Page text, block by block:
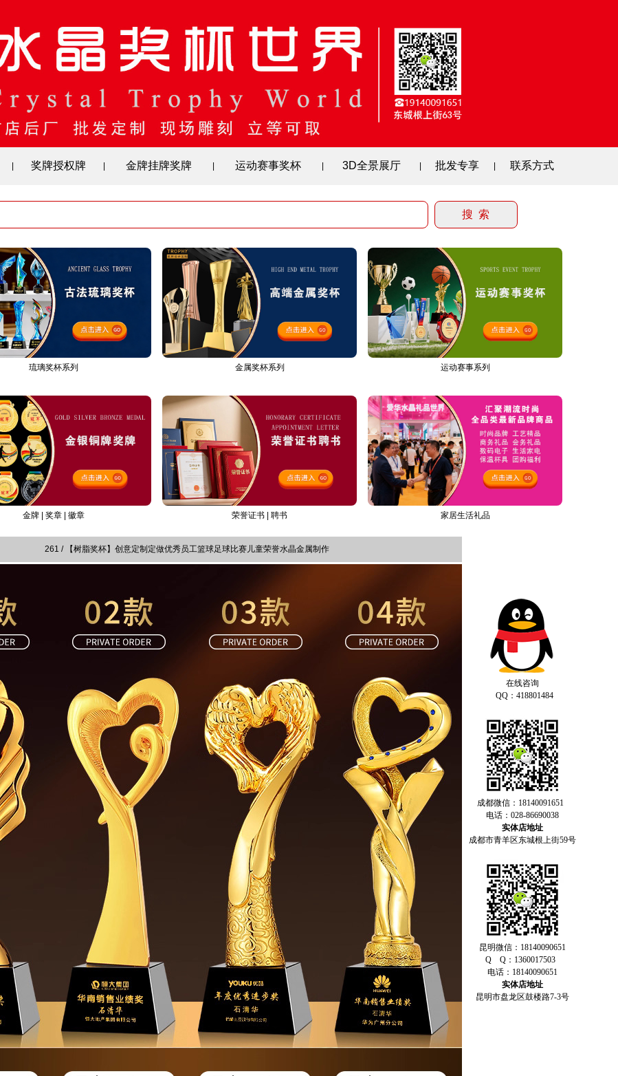
奖牌授权牌 金牌挂牌奖牌 运动赛事奖杯 3D全景展厅 批发专享 联系方式
琉璃奖杯系列 金属奖杯系列 运动赛事系列
金牌 | 奖章 | 徽章 荣誉证书 | 聘书 家居生活礼品
261 / 【树脂奖杯】创意定制定做优秀员工篮球足球比赛儿童荣誉水晶金属制作
在线咨询
QQ：418801484
成都微信：18140091651
电话：028-86690038
实体店地址
成都市青羊区东城根上街59号
昆明微信：18140090651
Q Q：1360017503
电话：18140090651
实体店地址
昆明市盘龙区鼓楼路7-3号